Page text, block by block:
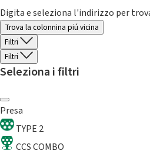
Digita e seleziona l'indirizzo per
Trova la colonnina piú vicina
Filtri
Filtri
Seleziona i filtri
Presa
TYPE 2
CCS COMBO